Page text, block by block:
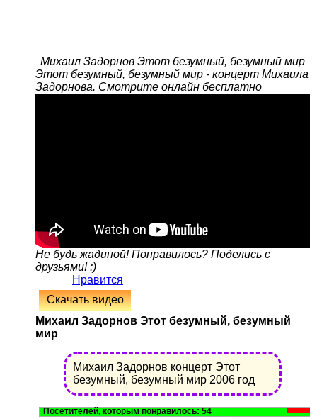
Михаил Задорнов Этот безумный, безумный мир
Этот безумный, безумный мир - концерт Михаила
Задорнова. Смотрите онлайн бесплатно
Не будь жадиной! Понравилось? Поделись с
друзьями! :)
Нравится
Скачать видео
Михаил Задорнов Этот безумный, безумный
мир
Михаил Задорнов концерт Этот
безумный, безумный мир 2006 год
54